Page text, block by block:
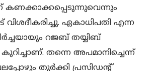
കണക്കാക്കപ്പെടുന്നുവെന്നും
വിശദീകരിച്ചു. ഏകാധിപതി എന്ന
റജബ് തയ്യിബ്
തന്നെ അപമാനിച്ചെന്ന്‌
തുർക്കി പ്രസിഡന്റ്‌